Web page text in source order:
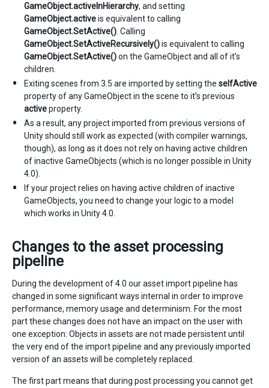
GameObject.activeInHierarchy, and setting
GameObject.activeis equivalent to calling
GameObject.SetActive() . Calling
GameObject.SetActiveRecursively()is equivalent to calling
GameObject.SetActive()on the GameObject and all of it’s
children.
Exiting scenes from 3.5 are imported by setting the selfActive
property of any GameObject in the scene to it’s previous
activeproperty.
As a result, any project imported from previous versions of
Unity should still work as expected (with compiler warnings,
though), as long as it does not rely on having active children
of inactive GameObjects (which is no longer possible in Unity
4.0).
If your project relies on having active children of inactive
GameObjects, you need to change your logic to a model
which works in Unity 4.0.
Changes to the asset processing
pipeline
During the development of 4.0 our asset import pipeline has
changed in some significant ways internal in order to improve
performance, memory usage and determinism. For the most
part these changes does not have an impact on the user with
one exception: Objects in assets are not made persistent until
the very end of the import pipeline and any previously imported
version of an assets will be completely replaced.
The first part means that during post processing you cannot get